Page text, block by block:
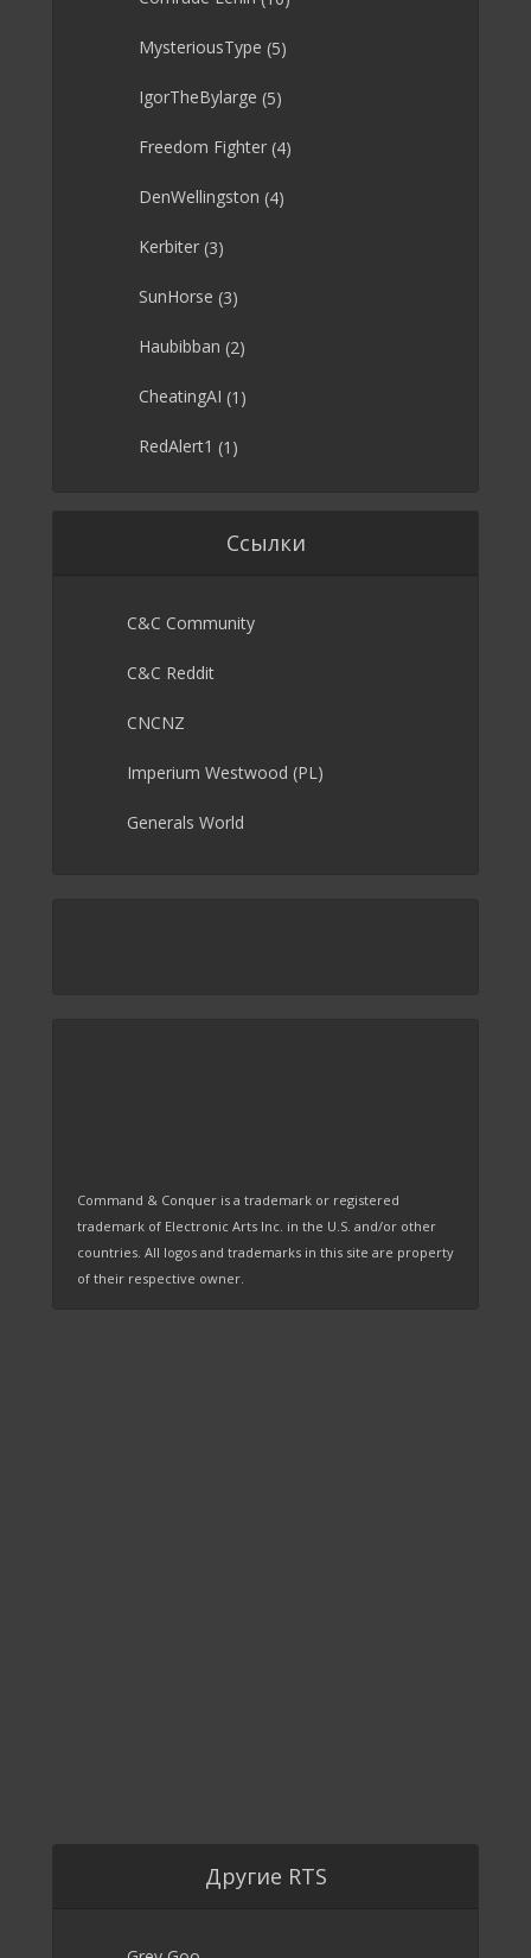
MysteriousType (5)
IgorTheBylarge (5)
Freedom Fighter (4)
DenWellingston (4)
Kerbiter (3)
SunHorse (3)
Haubibban (2)
CheatingAI (1)
RedAlert1 (1)
Ссылки
C&C Community
C&C Reddit
CNCNZ
Imperium Westwood (PL)
Generals World
Command & Conquer is a trademark or registered
trademark of Electronic Arts Inc. in the U.S. and/or other
countries. All logos and trademarks in this site are property
of their respective owner.
Другие RTS